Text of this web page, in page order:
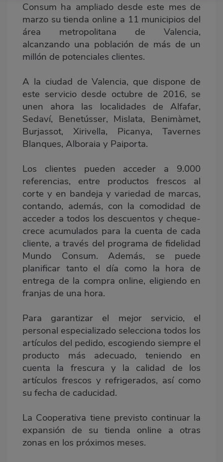
Consum ha ampliado desde este mes de
marzo su tienda online a 11 municipios del
área metropolitana de Valencia,
alcanzando una población de más de un
millón de potenciales clientes.
A la ciudad de Valencia, que dispone de
este servicio desde octubre de 2016, se
unen ahora las localidades de Alfafar,
Sedaví, Benetússer, Mislata, Benimàmet,
Burjassot, Xirivella, Picanya, Tavernes
Blanques, Alboraia y Paiporta.
Los clientes pueden acceder a 9.000
referencias, entre productos frescos al
corte y en bandeja y variedad de marcas,
contando, además, con la comodidad de
acceder a todos los descuentos y cheque-
crece acumulados para la cuenta de cada
cliente, a través del programa de fidelidad
Mundo Consum. Además, se puede
planificar tanto el día como la hora de
entrega de la compra online, eligiendo en
franjas de una hora.
Para garantizar el mejor servicio, el
personal especializado selecciona todos los
artículos del pedido, escogiendo siempre el
producto más adecuado, teniendo en
cuenta la frescura y la calidad de los
artículos frescos y refrigerados, así como
su fecha de caducidad.
La Cooperativa tiene previsto continuar la
expansión de su tienda online a otras
zonas en los próximos meses.